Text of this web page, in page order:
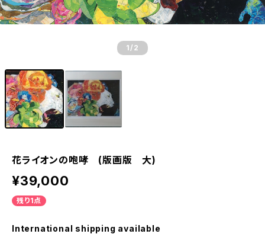
1 /2
花ライオンの咆哮 (版画版 大)
¥39,000
残り1点
International shipping available